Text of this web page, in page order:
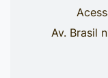
Av. Brasil